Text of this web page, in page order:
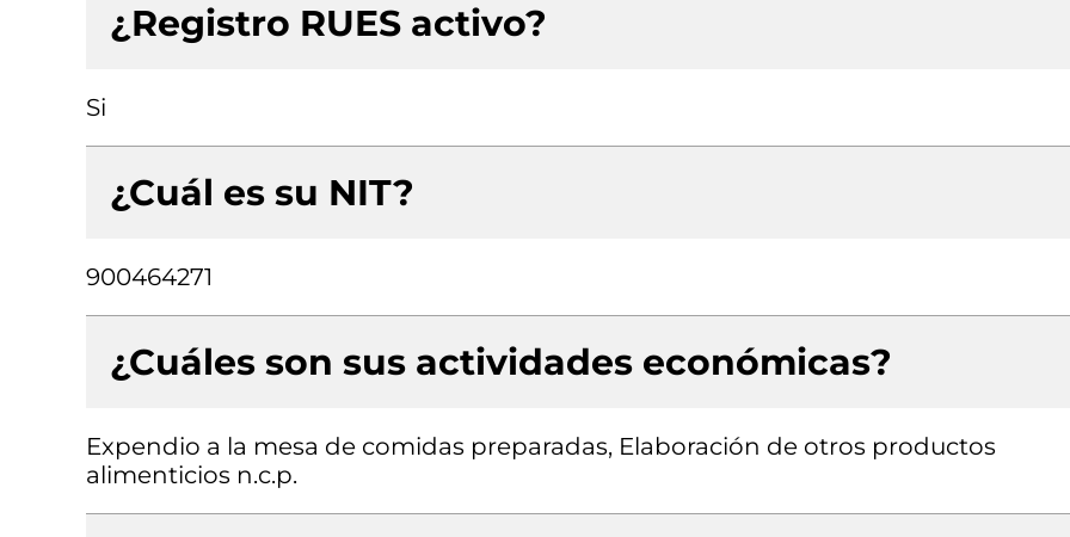
¿Registro RUES activo?
Si
¿Cuál es su NIT?
900464271
¿Cuáles son sus actividades económicas?
Expendio a la mesa de comidas preparadas, Elaboración de otros productos
alimenticios n.c.p.